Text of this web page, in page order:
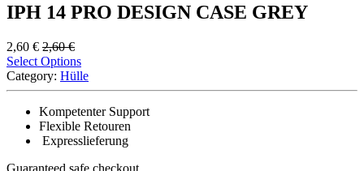
IPH 14 PRO DESIGN CASE GREY
2,60 € 2,60€
Select Options
Category: Hülle
Kompetenter Support
Flexible Retouren
Expresslieferung
Guaranteed safe checkout